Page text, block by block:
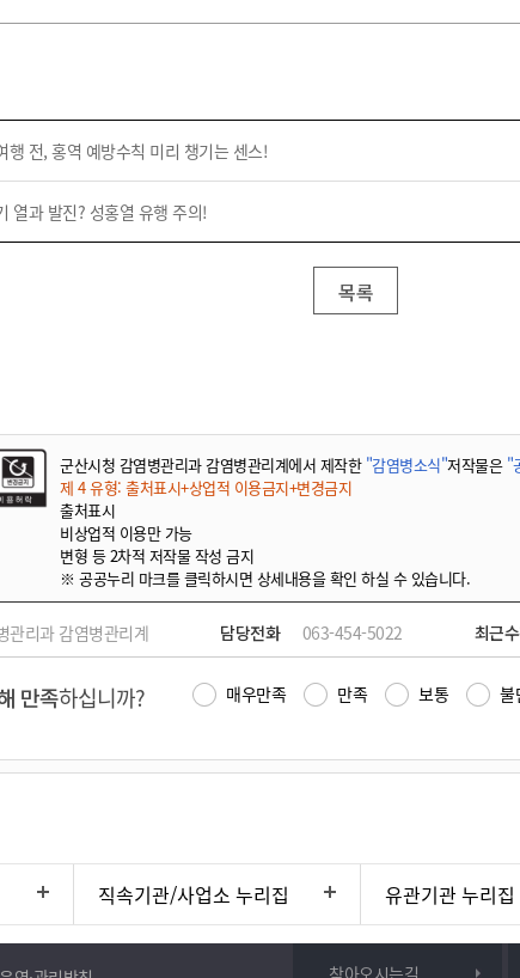
행 전, 홍역 예방수칙 미리 챙기는 센스!
열과 발진? 성홍열 유행 주의!
목록
군산시청 감염병관리과 감염병관리계에서 제작한 "감염병소식"저작물은 "
제 4 유형: 출처표시+상업적 이용금지+변경금지
출처표시
비상업적 이용만 가능
변형 등 2차적 저작물 작성 금지
※ 공공누리 마크를 클릭하시면 상세내용을 확인 하실 수 있습니다.
관리과 감염병관리계 담당전화 063-454-5022 최근
만족하십니까? 매우만족 만족 보통 불
직속기관/사업소 누리집 유관기관 누리집
찾아오시는길